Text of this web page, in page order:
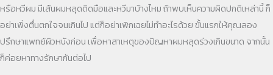
หรือหวีผม มีเส้นผมหลุดติดมือและหวีมาบ้างไหม ถ้าพบเห็นความผิดปกติเหล่านี้ ก็
อย่าเพิ่งตื่นตกใจจนเกินไป แต่ก็อย่าเพิกเฉยไม่ทำอะไรด้วย ขั้นแรกให้คุณลอง
ปรึกษาแพทย์ผิวหนังก่อน เพื่อหาสาเหตุของปัญหาผมหลุดร่วงเกินขนาด จากนั้น
ก็ค่อยหาทางรักษากันต่อไป